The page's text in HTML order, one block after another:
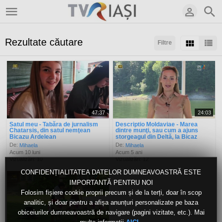
CONFIDENȚIALITATEA DATELOR DUMNEAVOASTRĂ ESTE
IMPORTANTĂ PENTRU NOI
Folosim fișiere cookie proprii precum și de la terți, doar în scop
analitic, și doar pentru a afișa anunțuri personalizate pe baza
obiceiurilor dumneavoastră de navigare (pagini vizitate, etc.). Mai
Filtre
Rezultate căutare
Sortaţi după:
Arată:
Rezultate/pagină:
47:37
Satul meu - Tabăra de jurnalism
Chatarsis, din satul nemţean
Bicazu Ardelean
De:Mihaela
Acum 10 luni
Vizualizări: 10
24:03
Descriptio Moldaviae - Marea
dintre munţi, sau cum a ajuns
storgeagul din Deltă, la Bicaz
De:Mihaela
Acum 5 ani
Vizualizări: 12